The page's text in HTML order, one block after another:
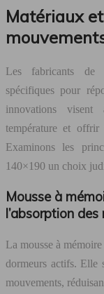
Matériaux
Les fabricants de
spécifiques pour
innovations
température et
Examinons les
140×190 un choix
Mousse à
l’absorption
La mousse à
dormeurs actifs. Elle
mouvements,